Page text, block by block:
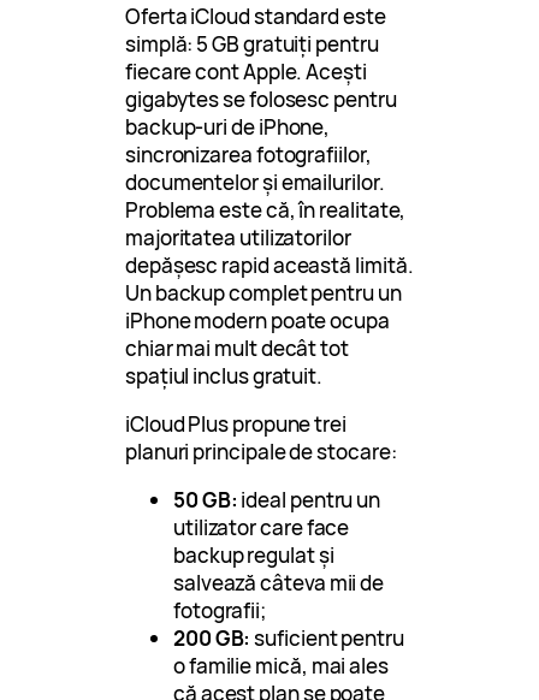
Oferta iCloud standard este
simplă: 5 GB gratuiți pentru
fiecare cont Apple. Acești
gigabytes se folosesc pentru
backup-uri de iPhone,
sincronizarea fotografiilor,
documentelor și emailurilor.
Problema este că, în realitate,
majoritatea utilizatorilor
depășesc rapid această limită.
Un backup complet pentru un
iPhone modern poate ocupa
chiar mai mult decât tot
spațiul inclus gratuit.
iCloud Plus propune trei
planuri principale de stocare:
50 GB: ideal pentru un
utilizator care face
backup regulat și
salvează câteva mii de
fotografii;
200 GB: suficient pentru
o familie mică, mai ales
că acest plan se poate